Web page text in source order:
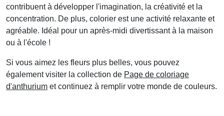
contribuent à développer l'imagination, la créativité et la
concentration. De plus, colorier est une activité relaxante et
agréable. Idéal pour un après-midi divertissant à la maison
ou à l'école !
Si vous aimez les fleurs plus belles, vous pouvez
également visiter la collection de Page de coloriage
d'anthurium et continuez à remplir votre monde de couleurs.